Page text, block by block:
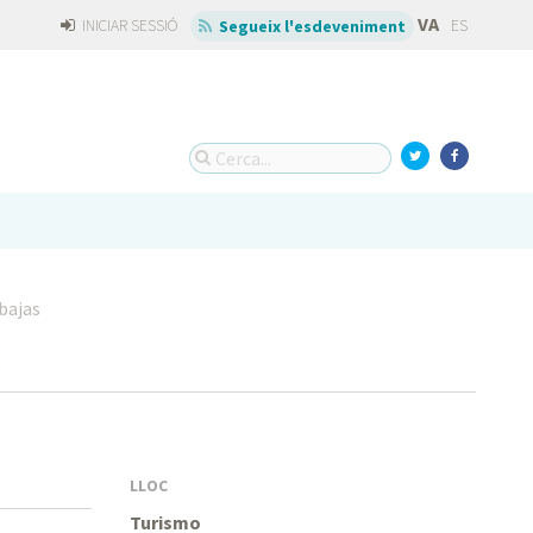
INICIAR SESSIÓ Segueix l'esdeveniment VA ES
LLOC
Turismo